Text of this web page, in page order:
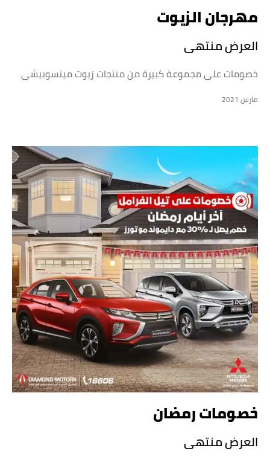
مهرجان الزيوت
العرض منتهى
خصومات على مجموعة كبيرة من منتجات زيوت ميتسوبيشى
مارس 2021
خصومات رمضان
العرض منتهى